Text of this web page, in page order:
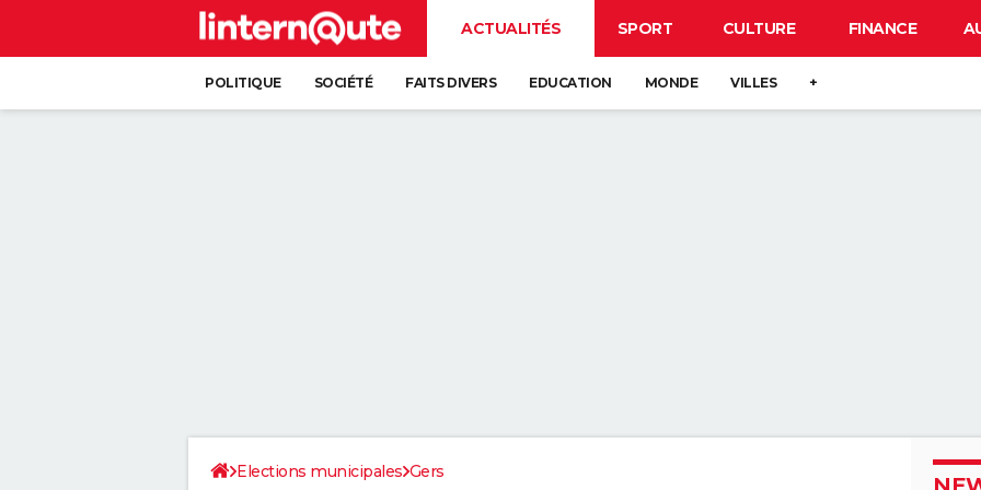
ACTUALITÉS SPORT CULTURE FINANCE
POLITIQUE SOCIÉTÉ FAITS DIVERS EDUCATION MONDE VILLES +
Elections municipales Gers